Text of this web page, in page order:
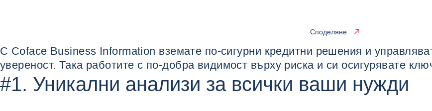
Споделяне
С Coface Business Information вземате по-сигурни кредитни решения и
увереност. Така работите с по-добра видимост върху риска и си осигурявате
#1. Уникални анализи за всички ваши нужди